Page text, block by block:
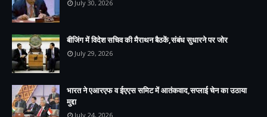
July 30, 2026
बीजिंग में विदेश सचिव की मैराथन बैठकें,संबंध सुधारने पर जोर
July 29, 2026
भारत ने एआरएफ व ईएएस समिट में आतंकवाद,सप्लाई चेन का उठाया
मुद्दा
July 24, 2026